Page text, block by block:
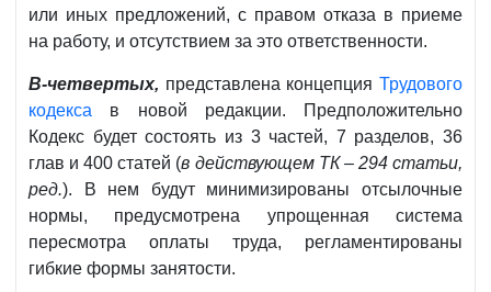
или иных предложений, с правом отказа в приеме
на работу, и отсутствием за это ответственности.
В-четвертых, представлена концепция Трудового
кодекса в новой редакции. Предположительно
Кодекс будет состоять из 3 частей, 7 разделов, 36
глав и 400 статей (в действующем ТК – 294 статьи,
ред.). В нем будут минимизированы отсылочные
нормы, предусмотрена упрощенная система
пересмотра оплаты труда, регламентированы
гибкие формы занятости.